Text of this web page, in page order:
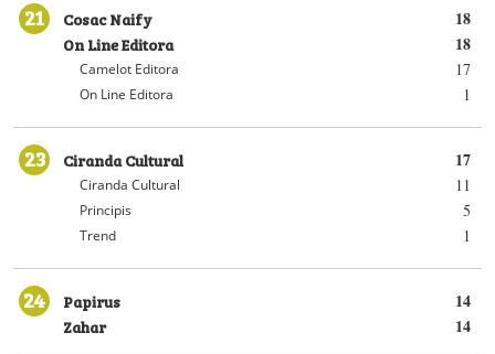
21 18
Cosac Naify
18
On Line Editora
17
Camelot Editora
1
On Line Editora
23 17
Ciranda Cultural
11
Ciranda Cultural
5
Principis
1
Trend
24 14
Papirus
14
Zahar